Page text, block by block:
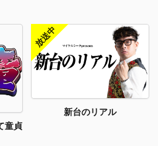
童貞
新台のリアル